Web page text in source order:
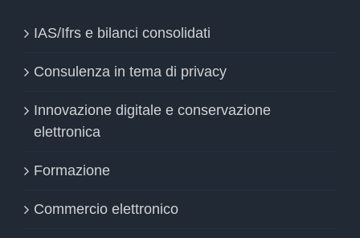
IAS/Ifrs e bilanci consolidati
Consulenza in tema di privacy
Innovazione digitale e conservazione
elettronica
Formazione
Commercio elettronico